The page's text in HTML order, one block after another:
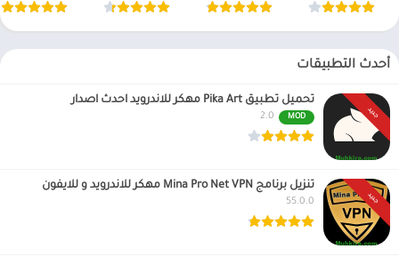
أحدث التطبيقات
جديد
تحميل تطبيق Pika Art مهكر للاندرويد احدث اصدار
MOD
2.0
جديد
تنزيل برنامج Mina Pro Net VPN مهكر للاندرويد و للايفون
55.0.0